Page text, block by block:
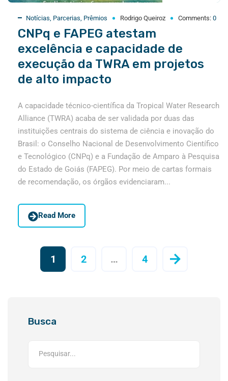
Notícias, Parcerias, Prêmios Rodrigo Queiroz Comments: 0
CNPq e FAPEG atestam
excelência e capacidade de
execução da TWRA em projetos
de alto impacto
A capacidade técnico-científica da Tropical Water Research
Alliance (TWRA) acaba de ser validada por duas das
instituições centrais do sistema de ciência e inovação do
Brasil: o Conselho Nacional de Desenvolvimento Científico
e Tecnológico (CNPq) e a Fundação de Amparo à Pesquisa
do Estado de Goiás (FAPEG). Por meio de cartas formais
de recomendação, os órgãos evidenciaram...
Read More
1 2 … 4
Busca